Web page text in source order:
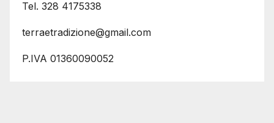
Tel. 328 4175338
terraetradizione@gmail.com
P.IVA 01360090052